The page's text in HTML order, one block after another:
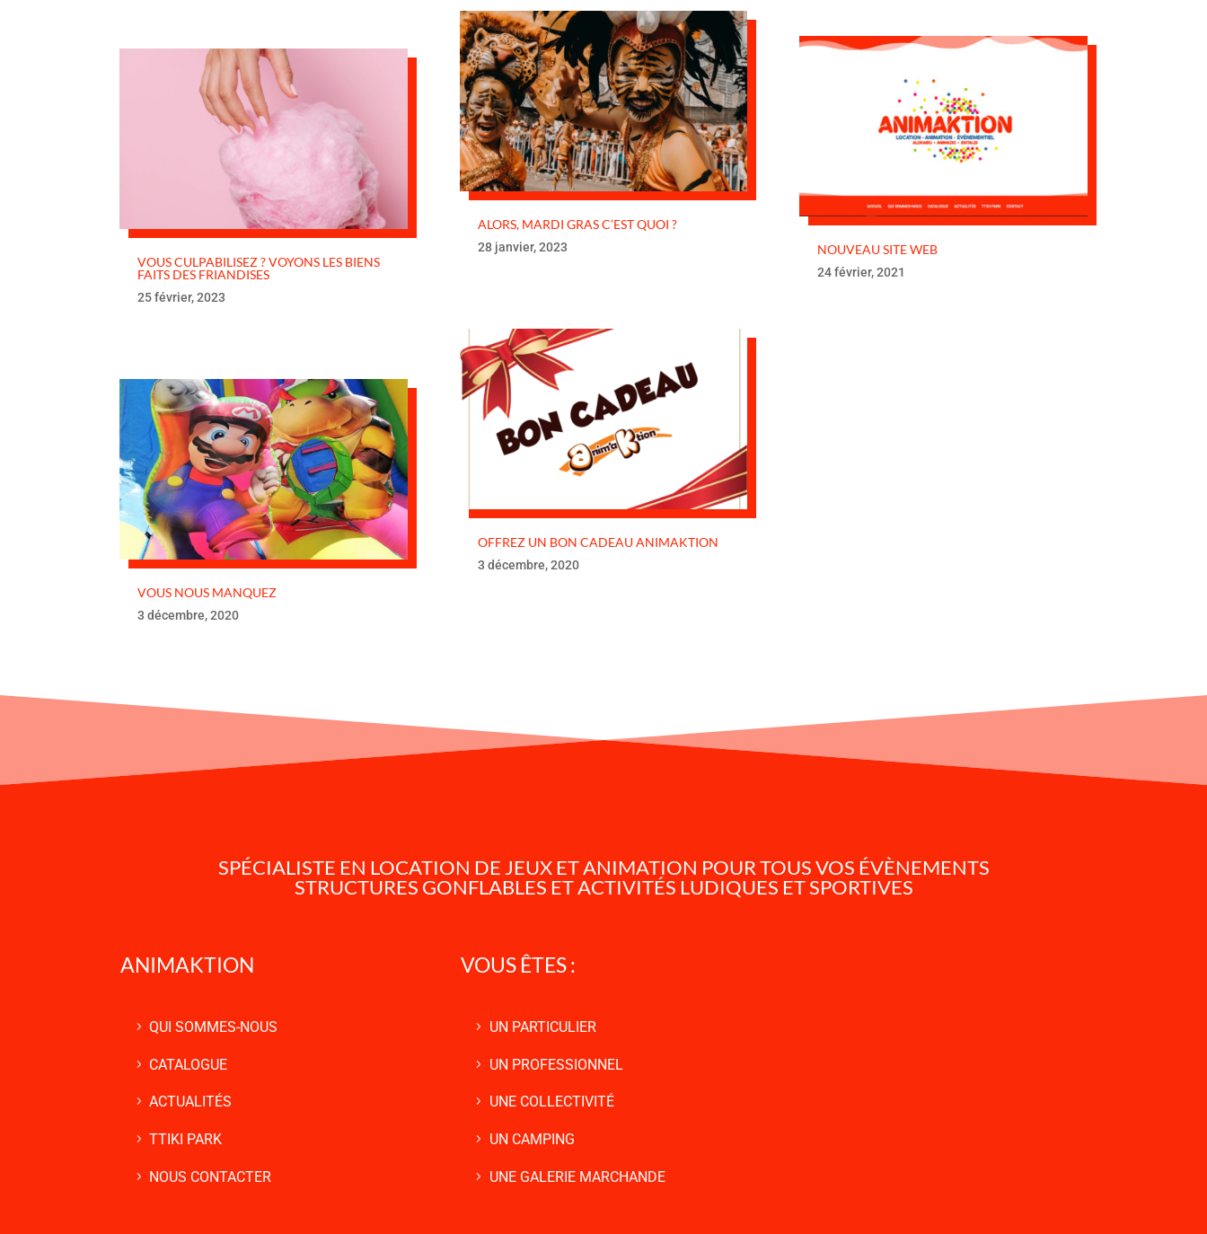
VOUS CULPABILISEZ ? VOYONS LES BIENS
FAITS DES FRIANDISES
25 février, 2023
VOUS NOUS MANQUEZ
3 décembre, 2020
ALORS, MARDI GRAS C’EST QUOI ?
28 janvier, 2023
OFFREZ UN BON CADEAU ANIMAKTION
3 décembre, 2020
NOUVEAU SITE WEB
24 février, 2021
SPÉCIALISTE EN LOCATION DE JEUX ET ANIMATION POUR TOUS VOS ÉVÈNEMENTS
STRUCTURES GONFLABLES ET ACTIVITÉS LUDIQUES ET SPORTIVES
ANIMAKTION
QUI SOMMES-NOUS
CATALOGUE
ACTUALITÉS
TTIKI PARK
NOUS CONTACTER
VOUS ÊTES :
UN PARTICULIER
UN PROFESSIONNEL
UNE COLLECTIVITÉ
UN CAMPING
UNE GALERIE MARCHANDE